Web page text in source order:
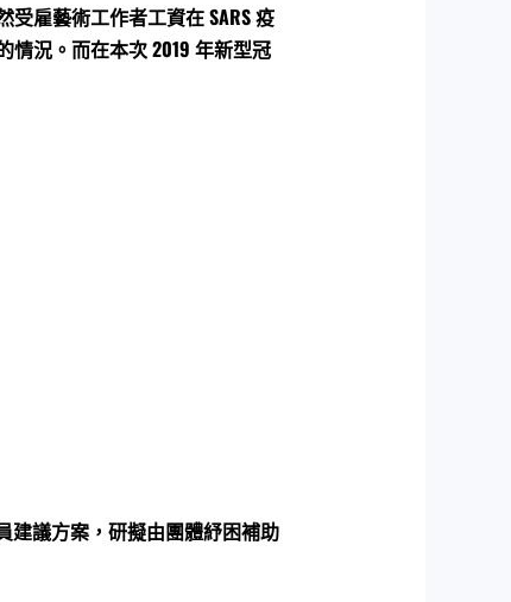
雇藝術工作者工資在 SARS 疫
況。而在本次 2019 年新型冠
建議方案，研擬由團體紓困補助